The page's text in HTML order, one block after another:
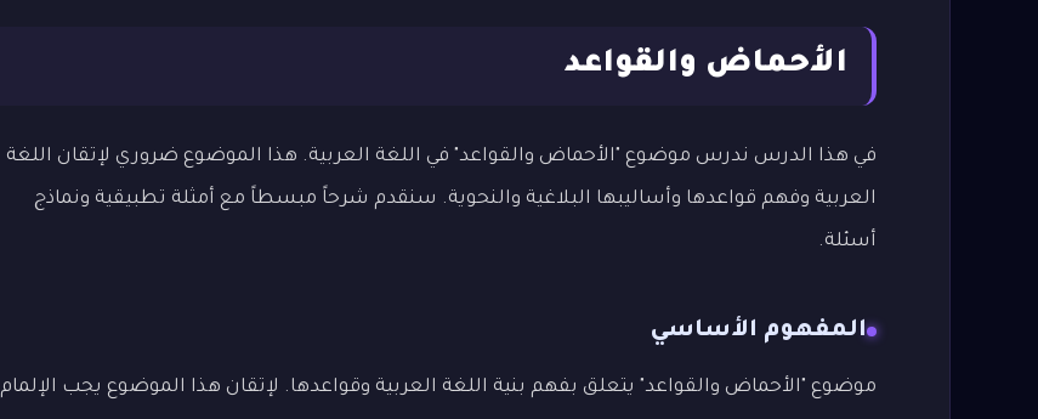
الأحماض والقواعد
في هذا الدرس ندرس موضوع "الأحماض والقواعد" في اللغة العربية. هذا الموضوع ضروري لإتقان اللغة
العربية وفهم قواعدها وأساليبها البلاغية والنحوية. سنقدم شرحاً مبسطاً مع أمثلة تطبيقية ونماذج
أسئلة.
المفهوم الأساسي
موضوع "الأحماض والقواعد" يتعلق بفهم بنية اللغة العربية وقواعدها. لإتقان هذا الموضوع يجب الإلمام